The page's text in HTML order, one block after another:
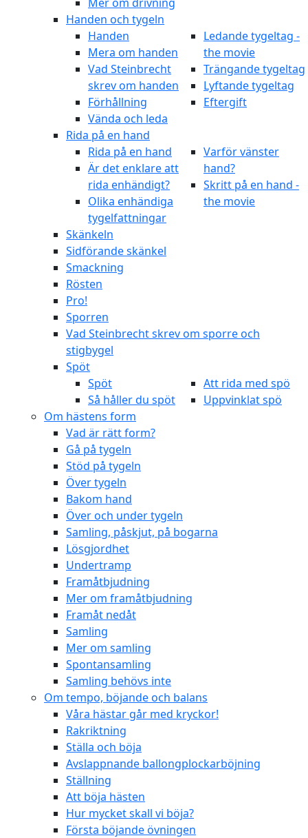
Handen och tygeln
Handen
Mera om handen
Vad Steinbrecht
skrev om handen
Förhållning
Vända och leda
Ledande tygeltag -
the movie
Trängande tygeltag
Lyftande tygeltag
Eftergift
Rida på en hand
Rida på en hand
Är det enklare att
rida enhändigt?
Olika enhändiga
tygelfattningar
Varför vänster
hand?
Skritt på en hand -
the movie
Skänkeln
Sidförande skänkel
Smackning
Rösten
Pro!
Sporren
Vad Steinbrecht skrev om sporre och
stigbygel
Spöt
Spöt
Så håller du spöt
Att rida med spö
Uppvinklat spö
Om hästens form
Vad är rätt form?
Gå på tygeln
Stöd på tygeln
Över tygeln
Bakom hand
Över och under tygeln
Samling, påskjut, på bogarna
Lösgjordhet
Undertramp
Framåtbjudning
Mer om framåtbjudning
Framåt nedåt
Samling
Mer om samling
Spontansamling
Samling behövs inte
Om tempo, böjande och balans
Våra hästar går med kryckor!
Rakriktning
Ställa och böja
Avslappnande ballongplockarböjning
Ställning
Att böja hästen
Hur mycket skall vi böja?
Första böjande övningen